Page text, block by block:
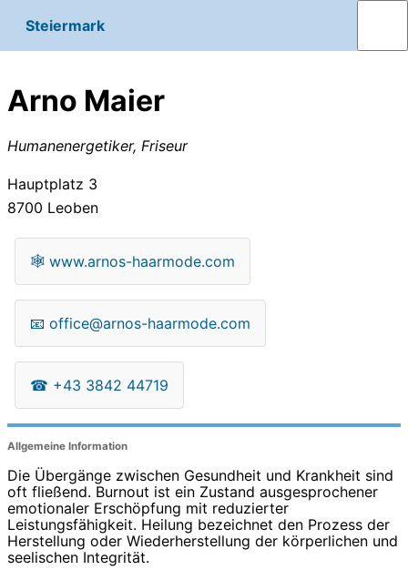
Steiermark
Arno Maier
Humanenergetiker, Friseur
Hauptplatz 3
8700 Leoben
🕸 www.arnos-haarmode.com
📧 office@arnos-haarmode.com
☎ +43 3842 44719
Allgemeine Information
Die Übergänge zwischen Gesundheit und Krankheit sind
oft fließend. Burnout ist ein Zustand ausgesprochener
emotionaler Erschöpfung mit reduzierter
Leistungsfähigkeit. Heilung bezeichnet den Prozess der
Herstellung oder Wiederherstellung der körperlichen und
seelischen Integrität.